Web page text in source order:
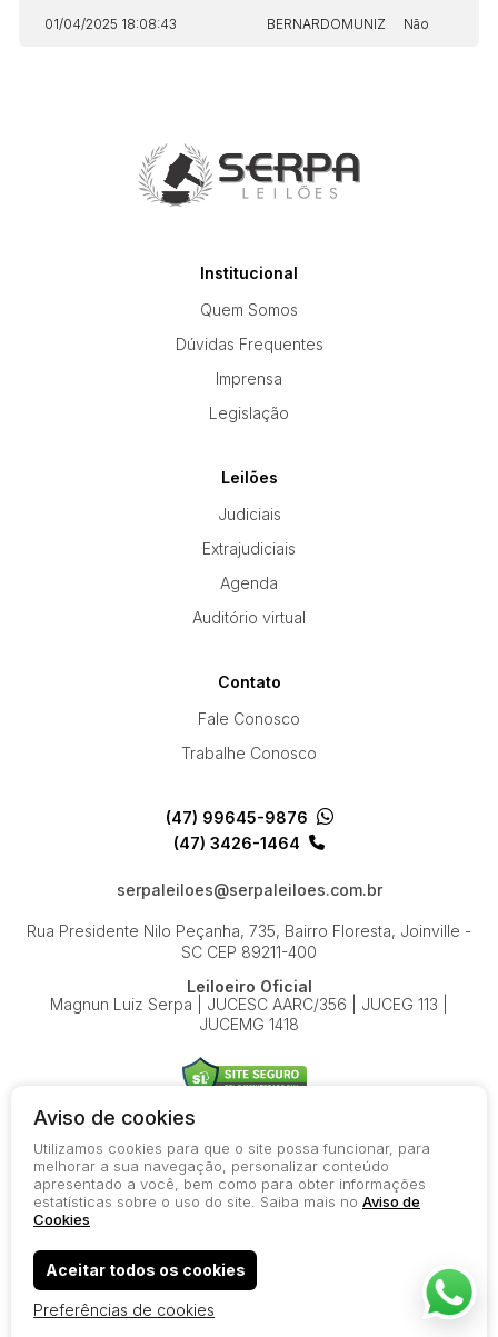
01/04/2025 18:08:43 BERNARDOMUNIZ Não
Institucional
Quem Somos
Dúvidas Frequentes
Imprensa
Legislação
Leilões
Judiciais
Extrajudiciais
Agenda
Auditório virtual
Contato
Fale Conosco
Trabalhe Conosco
(47) 99645-9876
(47) 3426-1464
serpaleiloes@serpaleiloes.com.br
Rua Presidente Nilo Peçanha, 735, Bairro Floresta, Joinville -
SC CEP 89211-400
Leiloeiro Oficial
Magnun Luiz Serpa | JUCESC AARC/356 | JUCEG 113 |
JUCEMG 1418
© 2026-present - Todos os direitos reservados
Política de Privacidade
Termos de Uso
Aviso de cookies
Utilizamos cookies para que o site possa funcionar, para
melhorar a sua navegação, personalizar conteúdo
apresentado a você, bem como para obter informações
estatísticas sobre o uso do site. Saiba mais no Aviso de
Cookies
Aceitar todos os cookies
Preferências de cookies